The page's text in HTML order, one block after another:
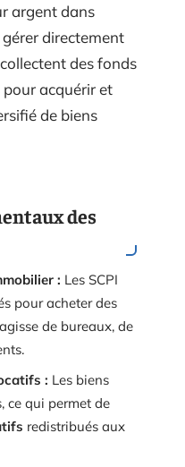
argent dans
directement
des fonds
acquérir et
de biens
des
: Les SCPI
pour acheter des
de bureaux, de
: Les biens
ce qui permet de
redistribués aux